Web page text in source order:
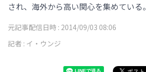
され、海外から高い関心を集めている。
元記事配信日時 : 2014/09/03 08:06
記者 : イ・ウンジ